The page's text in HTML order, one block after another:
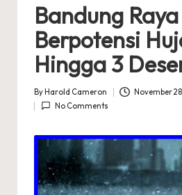
Bandung Raya
Berpotensi
Hingga 3
Posted
by
By Harold Cameron
November
No Comments